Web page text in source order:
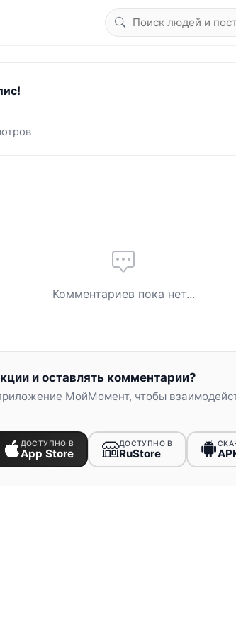
Комментариев пока нет...
и оставлять комментарии?
МойМомент, чтобы
ДОСТУПНО В
App Store
ДОСТУПНО В
RuStore